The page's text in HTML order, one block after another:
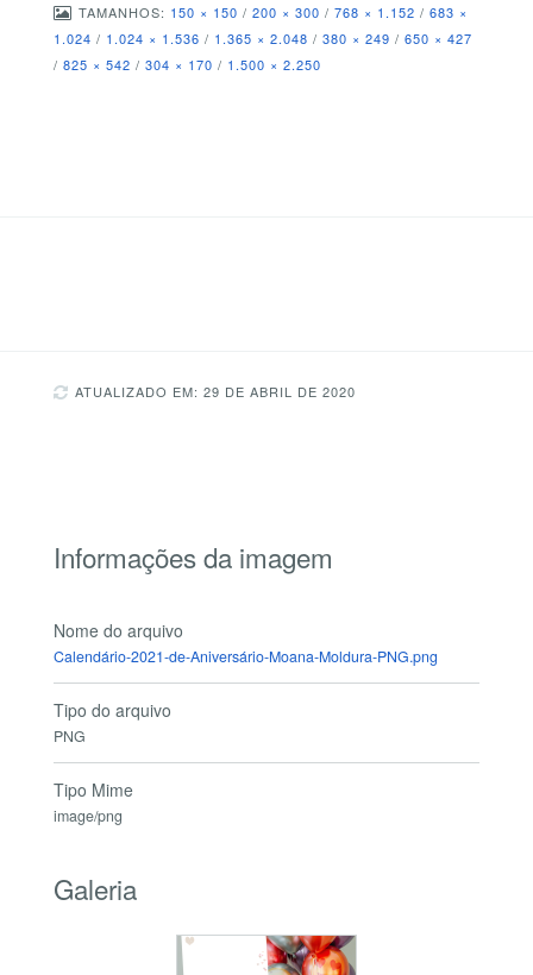
TAMANHOS: 150 × 150 / 200 × 300 / 768 × 1.152 / 683 ×
1.024 / 1.024 × 1.536 / 1.365 × 2.048 / 380 × 249 / 650 × 427
/ 825 × 542 / 304 × 170 / 1.500 × 2.250
ATUALIZADO EM: 29 DE ABRIL DE 2020
Informações da imagem
Nome do arquivo
Calendário-2021-de-Aniversário-Moana-Moldura-PNG.png
Tipo do arquivo
PNG
Tipo Mime
image/png
Galeria